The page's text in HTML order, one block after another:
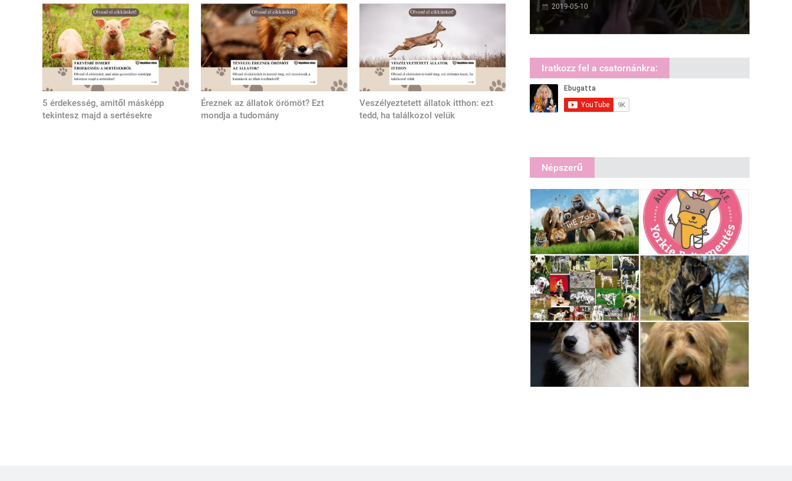
5 érdekesség, amitől másképp
tekintesz majd a sertésekre
Éreznek az állatok örömöt? Ezt
mondja a tudomány
Veszélyeztetett állatok itthon: ezt
tedd, ha találkozol velük
2019-05-10
Iratkozz fel a csatornánkra:
Népszerű